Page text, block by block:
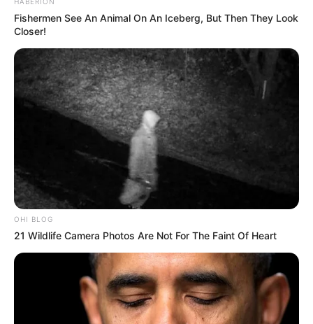
ഇടപ്പള്ളി ഒബ്‌റോൺ മാളിലെ സംഗീത
നിശയ്‌ക്കിടെ തിക്കും തിരക്കും; ഗായകനെ
കാണാൻ ജനങ്ങൾ ഇരച്ചെത്തി; നിരവധി പേർക്ക്
പരിക്ക്
ഉസ്താദ് സാക്കിർ ഹുസൈന്റെ നില ​ഗുരുതരം,
പ്രാർത്ഥിക്കണമെന്ന് കുടുംബം
HABERION
Fishermen See An Animal On An Iceberg, But Then They Look
Closer!
OHI BLOG
21 Wildlife Camera Photos Are Not For The Faint Of Heart